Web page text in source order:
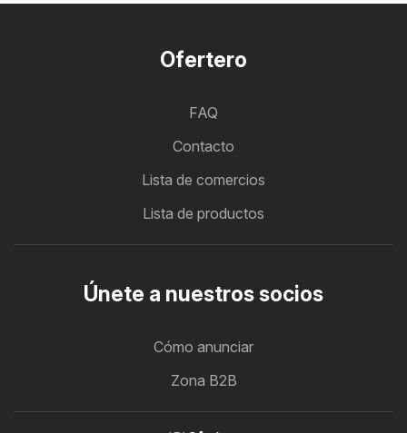
Ofertero
FAQ
Contacto
Lista de comercios
Lista de productos
Únete a nuestros socios
Cómo anunciar
Zona B2B